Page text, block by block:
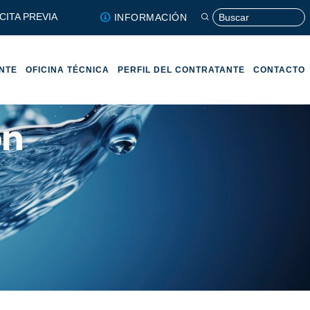
PREVIA INFORMACIÓN
OFICINA TÉCNICA PERFIL DEL CONTRATANTE CONTACTO